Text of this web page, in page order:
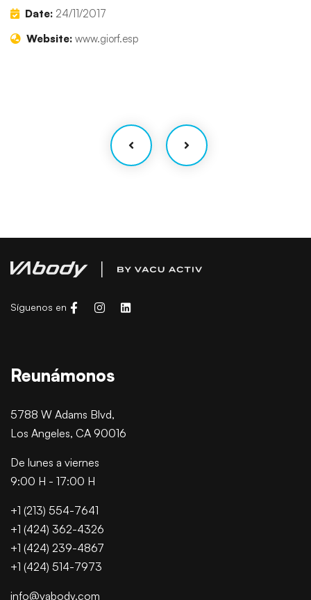
Date: 24/11/2017
Website: www.giorf.esp
Síguenos en
Reunámonos
5788 W Adams Blvd,
Los Angeles, CA 90016
De lunes a viernes
9:00 H - 17:00 H
+1 (213) 554-7641
+1 (424) 362-4326
+1 (424) 239-4867
+1 (424) 514-7973
info@vabody.com